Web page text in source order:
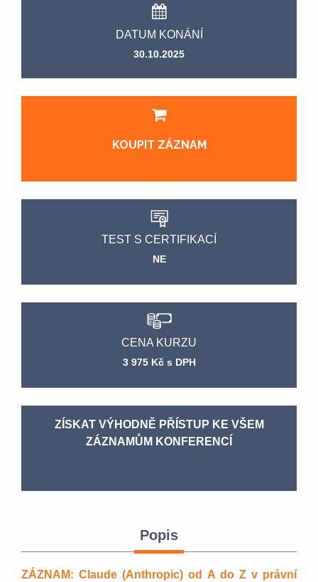
DATUM KONÁNÍ
30.10.2025
KOUPIT ZÁZNAM
TEST S CERTIFIKACÍ
NE
CENA KURZU
3 975 Kč s DPH
ZÍSKAT VÝHODNĚ PŘÍSTUP KE VŠEM
ZÁZNAMŮM KONFERENCÍ
Popis
ZÁZNAM: Claude (Anthropic) od A do Z v právní